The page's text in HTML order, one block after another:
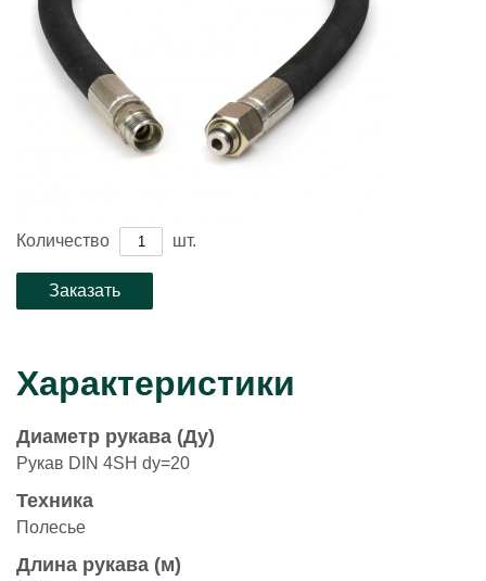
Количество шт.
Характеристики
Диаметр рукава (Ду)
Рукав DIN 4SH dy=20
Техника
Полесье
Длина рукава (м)